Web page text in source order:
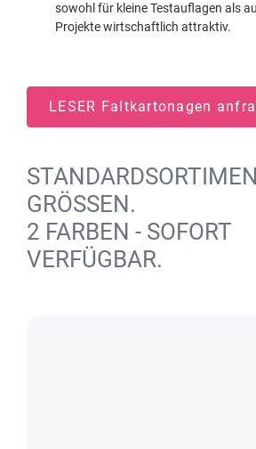
sowohl für kleine Testauflagen als
Projekte wirtschaftlich attraktiv.
LESER Faltkartonagen
GRÖSSEN.
2 FARBEN - SOFORT
VERFÜGBAR.